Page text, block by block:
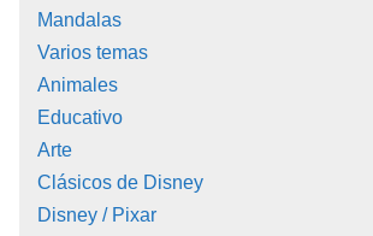
Mandalas
Varios temas
Animales
Educativo
Arte
Clásicos de Disney
Disney / Pixar